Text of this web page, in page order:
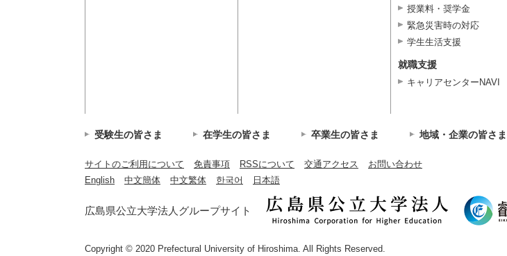
授業料・奨学金
緊急災害時の対応
学生生活支援
就職支援
キャリアセンターNAVI
受験生の皆さま 在学生の皆さま 卒業生の皆さま 地域・企業の皆さま
サイトのご利用について 免責事項 RSSについて 交通アクセス
お問い合わせ
English
中文簡体 中文繁体 한국어 日本語
広島県公立大学法人グループサイト
Copyright © 2020 Prefectural University of Hiroshima. All Rights Reserved.